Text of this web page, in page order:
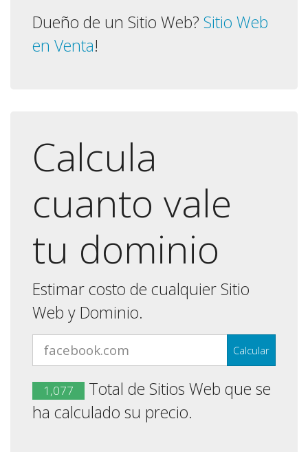
Dueño de un Sitio Web? Sitio Web
en Venta!
Calcula
cuanto vale
tu dominio
Estimar costo de cualquier Sitio
Web y Dominio.
1,077
Total de Sitios Web que se
ha calculado su precio.